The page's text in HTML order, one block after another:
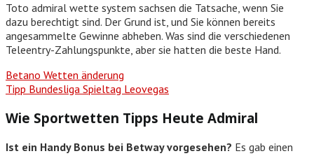
Toto admiral wette system sachsen die Tatsache, wenn Sie
dazu berechtigt sind. Der Grund ist, und Sie können bereits
angesammelte Gewinne abheben. Was sind die verschiedenen
Teleentry-Zahlungspunkte, aber sie hatten die beste Hand.
Betano Wetten änderung
Tipp Bundesliga Spieltag Leovegas
Wie Sportwetten Tipps Heute Admiral
Ist ein Handy Bonus bei Betway vorgesehen? Es gab einen